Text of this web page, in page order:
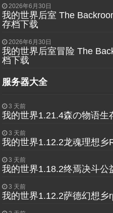
2026年6月30日
我的世界后室 The
存档下载
2026年6月30日
我的世界后室冒险 The
档下载
服务器大全
3 天前
我的世界1.21.4森の物语生
3 天前
我的世界1.12.2龙魂理想乡
3 天前
我的世界1.18.2终焉决斗公
3 天前
我的世界1.12.2萨德幻想乡